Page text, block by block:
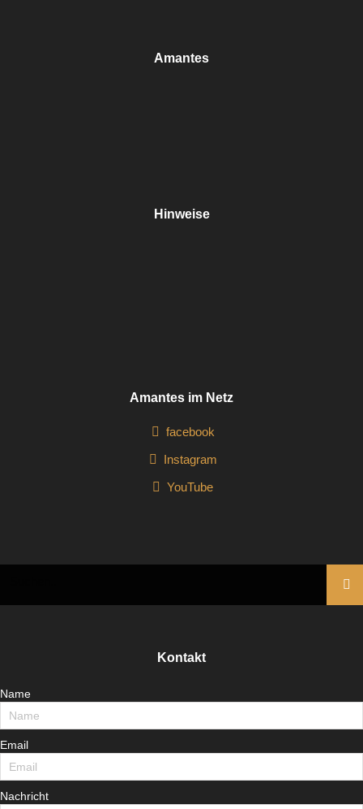
Amantes
Hinweise
Amantes im Netz
facebook
Instagram
YouTube
Kontakt
Name
Email
Nachricht